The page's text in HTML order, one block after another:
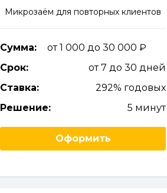
Микрозаём для повторных клиентов
Сумма:
от 1 000 до 30 000
Срок:
от 7 до 30 дней
Ставка:
292% годовых
Решение:
5 минут
Оформить